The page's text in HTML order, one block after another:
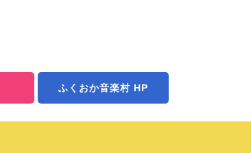
ふくおか音楽村 HP